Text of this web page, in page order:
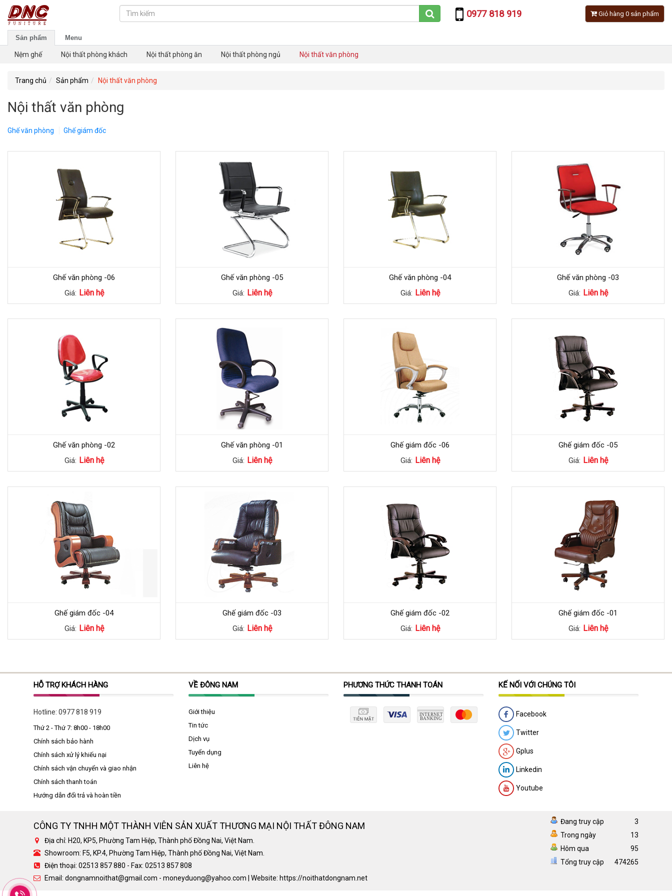
0977 818 919 Giỏ hàng 0 sản phẩm
Sản phẩm Menu
Nệm ghế Nội thất phòng khách Nội thất phòng ăn Nội thất phòng ngủ Nội thất văn phòng
Trang chủ Sản phẩm Nội thất văn phòng
Nội thất văn phòng
Ghế văn phòng Ghế giám đốc
Ghế văn phòng -06
Giá: Liên hệ
Ghế văn phòng -05
Giá: Liên hệ
Ghế văn phòng -04
Giá: Liên hệ
Ghế văn phòng -03
Giá: Liên hệ
Ghế văn phòng -02
Giá: Liên hệ
Ghế văn phòng -01
Giá: Liên hệ
Ghế giám đốc -06
Giá: Liên hệ
Ghế giám đốc -05
Giá: Liên hệ
Ghế giám đốc -04
Giá: Liên hệ
Ghế giám đốc -03
Giá: Liên hệ
Ghế giám đốc -02
Giá: Liên hệ
Ghế giám đốc -01
Giá: Liên hệ
HỖ TRỢ KHÁCH HÀNG
Hotline: 0977 818 919
Thứ 2 - Thứ 7: 8h00 - 18h00
Chính sách bảo hành
Chính sách xử lý khiếu nại
Chính sách vận chuyển và giao nhận
Chính sách thanh toán
Hướng dẫn đổi trả và hoàn tiền
VỀ ĐÔNG NAM
Giới thiệu
Tin tức
Dịch vụ
Tuyển dụng
Liên hệ
PHƯƠNG THỨC THANH TOÁN KẾ NỐI VỚI CHÚNG TÔI
Facebook
Twitter
Gplus
Linkedin
Youtube
CÔNG TY TNHH MỘT THÀNH VIÊN SẢN XUẤT THƯƠNG MẠI NỘI THẤT ĐÔNG NAM
Địa chỉ: H20, KP5, Phường Tam Hiệp, Thành phố Đồng Nai, Việt Nam.
Showroom: F5, KP.4, Phường Tam Hiệp, Thành phố Đồng Nai, Việt Nam.
Điện thoại: 02513 857 880 - Fax: 02513 857 808
Email: dongnamnoithat@gmail.com - moneyduong@yahoo.com | Website: https://noithatdongnam.net
Đang truy cập
3
Trong ngày
13
Hôm qua
95
Tổng truy cập
474265